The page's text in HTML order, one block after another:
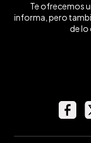
Te ofrecemos
informa, pero
de lo